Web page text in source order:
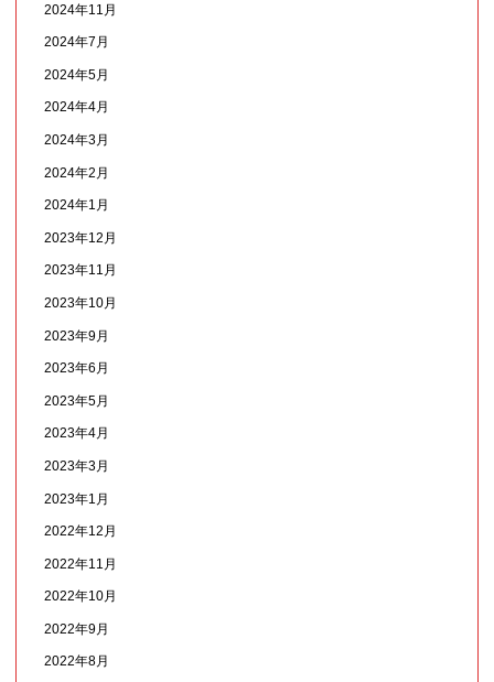
2024年11月
2024年7月
2024年5月
2024年4月
2024年3月
2024年2月
2024年1月
2023年12月
2023年11月
2023年10月
2023年9月
2023年6月
2023年5月
2023年4月
2023年3月
2023年1月
2022年12月
2022年11月
2022年10月
2022年9月
2022年8月